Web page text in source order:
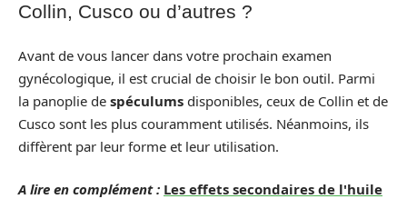
Collin, Cusco ou d’autres ?
Avant de vous lancer dans votre prochain examen
gynécologique, il est crucial de choisir le bon outil. Parmi
la panoplie de spéculums disponibles, ceux de Collin et de
Cusco sont les plus couramment utilisés. Néanmoins, ils
diffèrent par leur forme et leur utilisation.
A lire en complément : Les effets secondaires de l'huile